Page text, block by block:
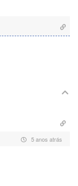
5 anos atrás